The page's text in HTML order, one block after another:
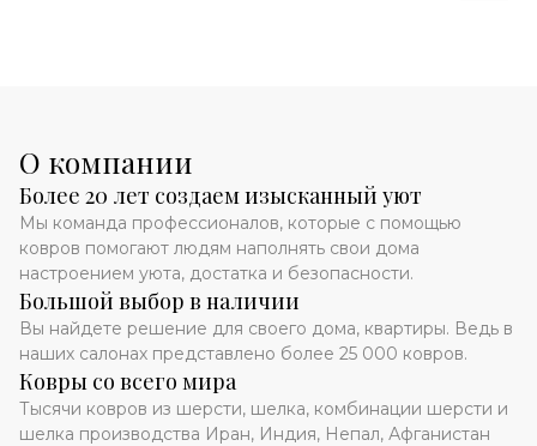
О компании
Более 20 лет создаем изысканный уют
Мы команда профессионалов, которые с помощью
ковров помогают людям наполнять свои дома
настроением уюта, достатка и безопасности.
Большой выбор в наличии
Вы найдете решение для своего дома, квартиры. Ведь в
наших салонах представлено более 25 000 ковров.
Ковры со всего мира
Тысячи ковров из шерсти, шелка, комбинации шерсти и
шелка производства Иран, Индия, Непал, Афганистан